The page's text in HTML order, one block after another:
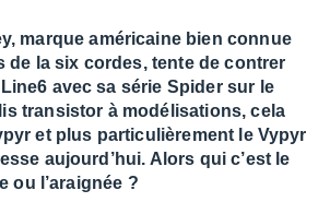
marque américaine bien connue
de la six cordes, tente de contrer
avec sa série Spider sur le
transistor à modélisations, cela
et plus particulièrement le Vypyr
aujourd’hui. Alors qui c’est le
ou l’araignée ?